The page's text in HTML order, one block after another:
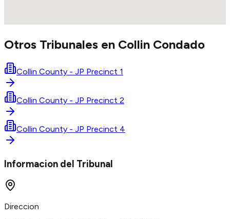
Otros Tribunales en Collin Condado
Collin County - JP Precinct 1
Collin County - JP Precinct 2
Collin County - JP Precinct 4
Informacion del Tribunal
Direccion